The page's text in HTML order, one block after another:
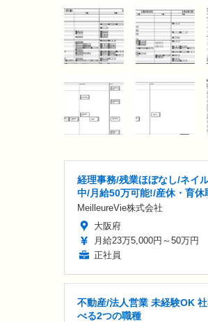
経理事務/残業ほぼなし/ネイ
中/月給50万可能!/産休・育休
MeilleureVie株式会社
大阪府
月給23万5,000円～50万円
正社員
不動産/法人営業 未経験OK
べる2つの職種